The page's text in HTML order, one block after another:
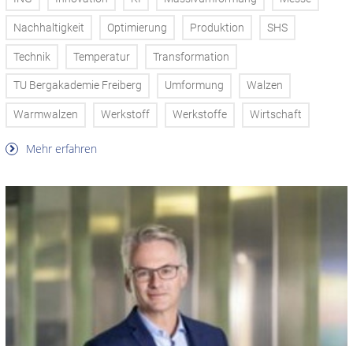
Nachhaltigkeit Optimierung Produktion SHS
Technik Temperatur Transformation
TU Bergakademie Freiberg Umformung Walzen
Warmwalzen Werkstoff Werkstoffe Wirtschaft
Mehr erfahren